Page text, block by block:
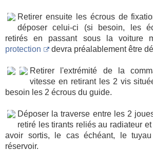
Retirer ensuite les écrous de
déposer celui-ci (si besoin, les
retirés en passant sous la voiture
protection
devra préalablement être
Retirer l'extrémité de la
vitesse en retirant les 2 vis
besoin les 2 écrous du guide.
Déposer la traverse entre les 2
retiré les tirants reliés au radiateur
avoir sortis, le cas échéant, le
réservoir.